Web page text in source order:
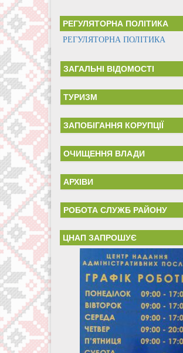
РЕГУЛЯТОРНА ПОЛІТИКА
РЕГУЛЯТОРНА ПОЛІТИКА
ЗАГАЛЬНІ ВІДОМОСТІ
ТУРИЗМ
ЗАПОБІГАННЯ КОРУПЦІЇ
ОЧИЩЕННЯ ВЛАДИ
АРХІВИ
РОБОТА СЛУЖБ РАЙОНУ
ЦНАП ЗАПРОШУЄ